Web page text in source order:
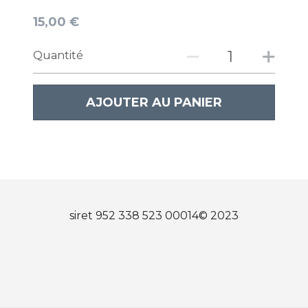
Français
Deutsch
15,00 €
Quantité
AJOUTER AU PANIER
siret 952 338 523 00014© 2023